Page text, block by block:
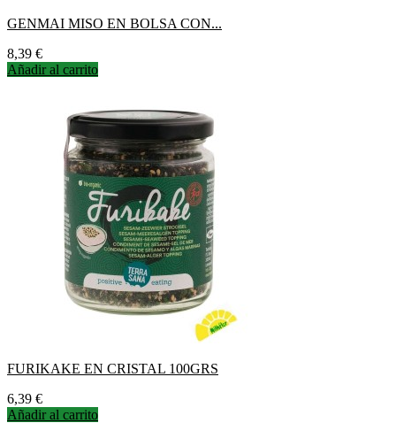
GENMAI MISO EN BOLSA CON...
Precio
8,39 €
Añadir al carrito
FURIKAKE EN CRISTAL 100GRS
Precio
6,39 €
Añadir al carrito